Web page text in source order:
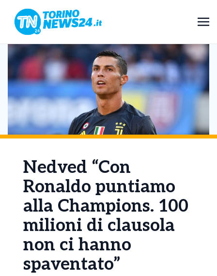
Nedved “Con
Ronaldo puntiamo
alla Champions. 100
milioni di clausola
non ci hanno
spaventato”